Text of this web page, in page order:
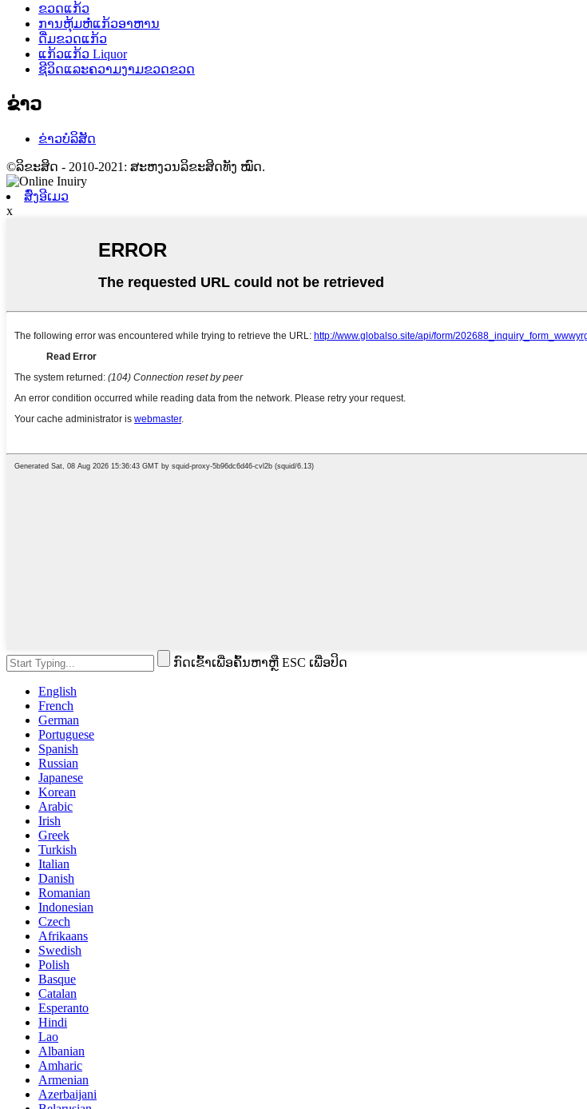
ຂວດແກ້ວ
ການຫຸ້ມຫໍ່ແກ້ວອາຫານ
ດື່ມຂວດແກ້ວ
ແກ້ວແກ້ວ Liquor
ຊີວິດແລະຄວາມງາມຂວດຂວດ
ຂ່າວ
ຂ່າວບໍລິສັດ
©ລິຂະສິດ - 2010-2021: ສະຫງວນລິຂະສິດທັງ ໝົດ.
ສົ່ງອີເມວ
x
ກົດເຂົ້າເພື່ອຄົ້ນຫາຫຼື ESC ເພື່ອປິດ
English
French
German
Portuguese
Spanish
Russian
Japanese
Korean
Arabic
Irish
Greek
Turkish
Italian
Danish
Romanian
Indonesian
Czech
Afrikaans
Swedish
Polish
Basque
Catalan
Esperanto
Hindi
Lao
Albanian
Amharic
Armenian
Azerbaijani